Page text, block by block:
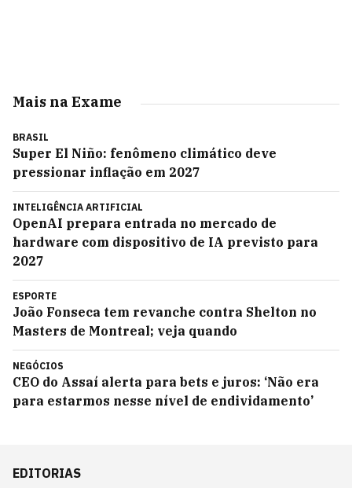
Mais na Exame
BRASIL
Super El Niño: fenômeno climático deve
pressionar inflação em 2027
INTELIGÊNCIA ARTIFICIAL
OpenAI prepara entrada no mercado de
hardware com dispositivo de IA previsto para
2027
ESPORTE
João Fonseca tem revanche contra Shelton no
Masters de Montreal; veja quando
NEGÓCIOS
CEO do Assaí alerta para bets e juros: ‘Não era
para estarmos nesse nível de endividamento’
EDITORIAS